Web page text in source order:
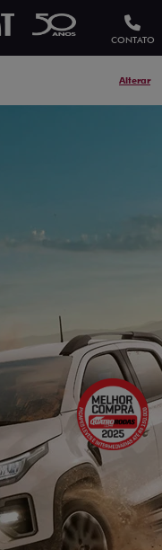
CONTATO
Alterar